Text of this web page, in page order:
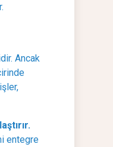
Ancak
entegre